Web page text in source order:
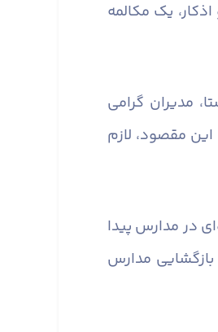
یک مکالمه
مدیران گرامی
این مقصود، لازم
در مدارس پیدا
مدارس